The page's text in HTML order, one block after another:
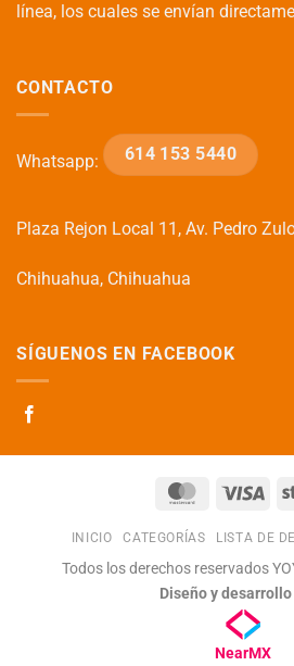
línea, los cuales se envían
CONTACTO
Whatsapp: 614 153 5440
Plaza Rejon Local 11, Av. Pedro
Chihuahua, Chihuahua
SÍGUENOS EN FACEBOOK
MasterCard
Visa
INICIO CATEGORÍAS LISTA DE
Todos los derechos reservados
Diseño y desarrollo
NearMX